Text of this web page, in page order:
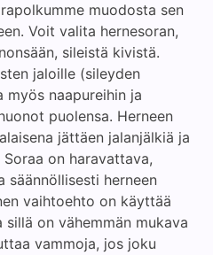
muodosta sen
Voit valita hernesoran,
sileistä kivistä.
jaloille (sileyden
naapureihin ja
puolensa. Herneen
jättäen jalanjälkiä ja
on haravattava,
herneen
vaihtoehto on käyttää
on vähemmän mukava
vammoja, jos joku